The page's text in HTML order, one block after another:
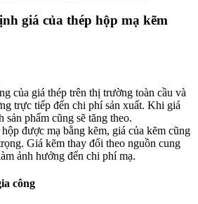
giá của thép hộp mạ kẽm
của giá thép trên thị trường toàn cầu và
trực tiếp đến chi phí sản xuất. Khi giá
sản phẩm cũng sẽ tăng theo.
được mạ bằng kẽm, giá của kẽm cũng
Giá kẽm thay đổi theo nguồn cung
ảnh hưởng đến chi phí mạ.
công